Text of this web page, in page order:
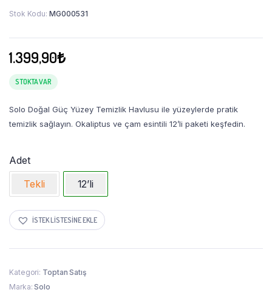
Stok Kodu: MG000531
1.399,90₺
STOKTA VAR
Solo Doğal Güç Yüzey Temizlik Havlusu ile yüzeylerde pratik
temizlik sağlayın. Okaliptus ve çam esintili 12’li paketi keşfedin.
Adet
Tekli
12’li
İSTEK LISTESINE EKLE
Kategori: Toptan Satış
Marka:Solo